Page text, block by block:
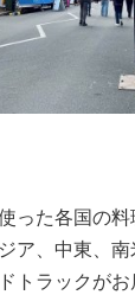
った各国の
ア、中東、
トラックが